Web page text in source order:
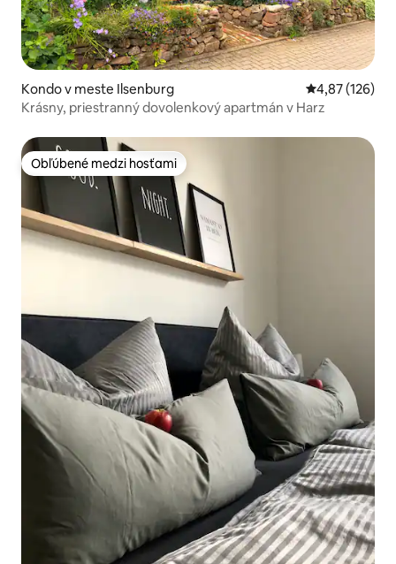
Kondo v meste Ilsenburg Priemerné
4,87 (126)
Krásny, priestranný dovolenkový apartmán v Harz
Obľúbené medzi hosťami
Obľúbené medzi hosťami